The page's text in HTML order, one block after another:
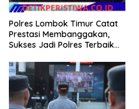
Polres Lombok Timur Catat
Prestasi Membanggakan,
Sukses Jadi Polres Terbaik
NTB